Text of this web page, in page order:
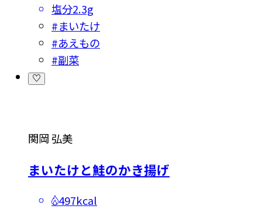
塩分2.3g
#まいたけ
#あえもの
#副菜
関岡 弘美
まいたけと鮭のかき揚げ
497kcal